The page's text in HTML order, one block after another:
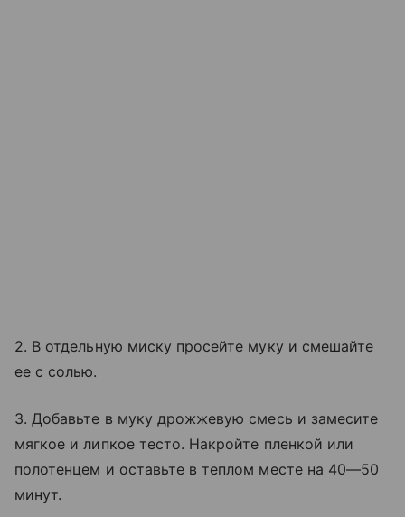
2. В отдельную миску просейте муку и смешайте
ее с солью.
3. Добавьте в муку дрожжевую смесь и замесите
мягкое и липкое тесто. Накройте пленкой или
полотенцем и оставьте в теплом месте на 40—50
минут.